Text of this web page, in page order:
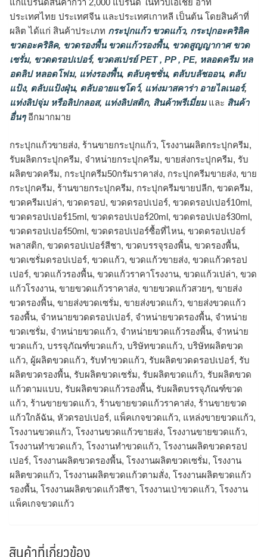
แก่แบรนด์สินค้ากว่า 2,000 แบรนด์ ในทวีปเอเชีย อาทิ
ประเทศไทย ประเทศจีน และประเทศเกาหลี เป็นต้น โดยสินค้าที่
ผลิต ได้แก่ สินค้าประเภท กระปุกแก้ว ขวดแก้ว, กระปุกอะคริลิค
ขวดอะคริลิค, ขวดรองพื้น ขวดแก้วรองพื้น, ขวดสูญญากาศ ขวด
เซรั่ม, ขวดดรอปเปอร์, ขวดสเปรย์ PET , PP , PE, หลอดครีม หล
อดลิป หลอดโฟม, แท่งรองพื้น, ตลับคุชชั่น, ตลับบลัชออน, ตลับ
แป้ง, ตลับแป้งฝุ่น, ตลับอายแชโดว์, แท่งมาสคาร่า อายไลเนอร์,
แท่งลิปจุ่ม หรือลิปกลอส, แท่งลิปสติก, สินค้าพรีเมี่ยมและ สินค้า
อื่นๆอีกมากมาย
กระปุกแก้วขายส่ง, ร้านขายกระปุกแก้ว, โรงงานผลิตกระปุกครีม,
รับผลิตกระปุกครีม, จำหน่ายกระปุกครีม, ขายส่งกระปุกครีม, รับ
ผลิตขวดครีม, กระปุกครีม50กรัมราคาส่ง, กระปุกครีมขายส่ง, ขาย
กระปุกครีม, ร้านขายกระปุกครีม, กระปุกครีมขายปลีก, ขวดครีม,
ขวดครีมเปล่า, ขวดดรอป, ขวดดรอปเปอร์, ขวดดรอปเปอร์10ml,
ขวดดรอปเปอร์15ml, ขวดดรอปเปอร์20ml, ขวดดรอปเปอร์30ml,
ขวดดรอปเปอร์50ml, ขวดดรอปเปอร์ซื้อที่ไหน, ขวดดรอปเปอร์
พลาสติก, ขวดดรอปเปอร์สีชา, ขวดบรรจุรองพื้น, ขวดรองพื้น,
ขวดเซรั่มดรอปเปอร์, ขวดแก้ว, ขวดแก้วขายส่ง, ขวดแก้วดรอป
เปอร์, ขวดแก้วรองพื้น, ขวดแก้วราคาโรงงาน, ขวดแก้วเปล่า, ขวด
แก้วโรงงาน, ขายขวดแก้วราคาส่ง, ขายขวดแก้วสวยๆ, ขายส่ง
ขวดรองพื้น, ขายส่งขวดเซรั่ม, ขายส่งขวดแก้ว, ขายส่งขวดแก้ว
รองพื้น, จำหนายขวดดรอปเปอร์, จำหน่ายขวดรองพื้น, จำหน่าย
ขวดเซรั่ม, จำหน่ายขวดแก้ว, จำหน่ายขวดแก้วรองพื้น, จําหน่าย
ขวดแก้ว, บรรจุภัณฑ์ขวดแก้ว, บริษัทขวดแก้ว, บริษัทผลิตขวด
แก้ว, ผู้ผลิตขวดแก้ว, รับทำขวดแก้ว, รับผลิตขวดดรอปเปอร์, รับ
ผลิตขวดรองพื้น, รับผลิตขวดเซรั่ม, รับผลิตขวดแก้ว, รับผลิตขวด
แก้วตามแบบ, รับผลิตขวดแก้วรองพื้น, รับผลิตบรรจุภัณฑ์ขวด
แก้ว, ร้านขายขวดแก้ว, ร้านขายขวดแก้วราคาส่ง, ร้านขายขวด
แก้วใกล้ฉัน, หัวดรอปเปอร์, แพ็คเกจขวดแก้ว, แหล่งขายขวดแก้ว,
โรงงานขวดแก้ว, โรงงานขวดแก้วขายส่ง, โรงงานขายขวดแก้ว,
โรงงานทำขวดแก้ว, โรงงานทําขวดแก้ว, โรงงานผลิตขวดดรอป
เปอร์, โรงงานผลิตขวดรองพื้น, โรงงานผลิตขวดเซรั่ม, โรงงาน
ผลิตขวดแก้ว, โรงงานผลิตขวดแก้วตามสั่ง, โรงงานผลิตขวดแก้ว
รองพื้น, โรงงานผลิตขวดแก้วสีชา, โรงงานเป่าขวดแก้ว, โรงงาน
แพ็คเกจขวดแก้ว
สินค้าที่เกี่ยวข้อง